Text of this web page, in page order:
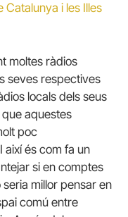
Catalunya i les Illes
moltes ràdios
seves respectives
locals dels seus
aquestes
poc
així és com fa un
si en comptes
millor pensar en
comú entre